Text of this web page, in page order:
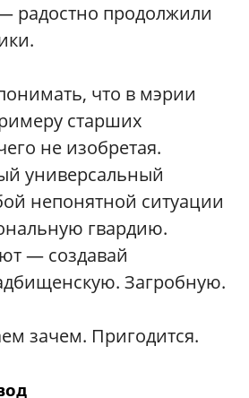
радостно продолжили
что в мэрии
старших
не изобретая.
универсальный
непонятной ситуации
гвардию.
— создавай
Загробную.
зачем. Пригодится.